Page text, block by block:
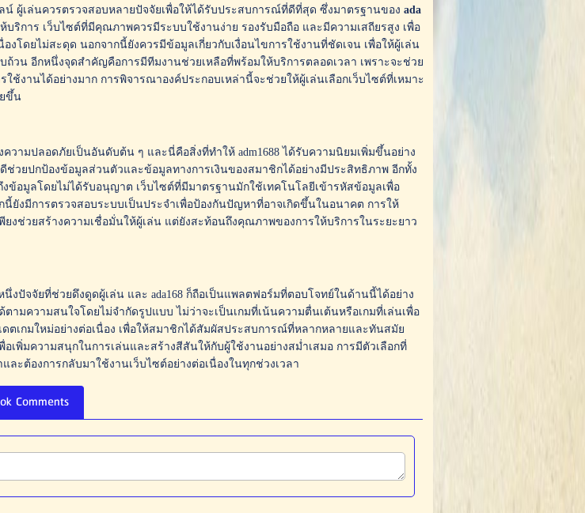
น์ ผู้เล่นควรตรวจสอบหลายปัจจัยเพื่อให้ได้รับประสบการณ์ที่ดีที่สุด ซึ่งมาตรฐานของ ada
ริการ เว็บไซต์ที่มีคุณภาพควรมีระบบใช้งานง่าย รองรับมือถือ และมีความเสถียรสูง เพื่อ
งโดยไม่สะดุด นอกจากนี้ยังควรมีข้อมูลเกี่ยวกับเงื่อนไขการใช้งานที่ชัดเจน เพื่อให้ผู้เล่น
บถ้วน อีกหนึ่งจุดสำคัญคือการมีทีมงานช่วยเหลือที่พร้อมให้บริการตลอดเวลา เพราะจะช่วย
ช้งานได้อย่างมาก การพิจารณาองค์ประกอบเหล่านี้จะช่วยให้ผู้เล่นเลือกเว็บไซต์ที่เหมาะ
ขึ้น
วามปลอดภัยเป็นอันดับต้น ๆ และนี่คือสิ่งที่ทำให้ adm1688 ได้รับความนิยมเพิ่มขึ้นอย่าง
ช่วยปกป้องข้อมูลส่วนตัวและข้อมูลทางการเงินของสมาชิกได้อย่างมีประสิทธิภาพ อีกทั้ง
งข้อมูลโดยไม่ได้รับอนุญาต เว็บไซต์ที่มีมาตรฐานมักใช้เทคโนโลยีเข้ารหัสข้อมูลเพื่อ
นี้ยังมีการตรวจสอบระบบเป็นประจำเพื่อป้องกันปัญหาที่อาจเกิดขึ้นในอนาคต การให้
งช่วยสร้างความเชื่อมั่นให้ผู้เล่น แต่ยังสะท้อนถึงคุณภาพของการให้บริการในระยะยาว
นึ่งปัจจัยที่ช่วยดึงดูดผู้เล่น และ ada168 ก็ถือเป็นแพลตฟอร์มที่ตอบโจทย์ในด้านนี้ได้อย่าง
ตามความสนใจโดยไม่จำกัดรูปแบบ ไม่ว่าจะเป็นเกมที่เน้นความตื่นเต้นหรือเกมที่เล่นเพื่อ
ดตเกมใหม่อย่างต่อเนื่อง เพื่อให้สมาชิกได้สัมผัสประสบการณ์ที่หลากหลายและทันสมัย
อเพิ่มความสนุกในการเล่นและสร้างสีสันให้กับผู้ใช้งานอย่างสม่ำเสมอ การมีตัวเลือกที่
ละต้องการกลับมาใช้งานเว็บไซต์อย่างต่อเนื่องในทุกช่วงเวลา
Comments